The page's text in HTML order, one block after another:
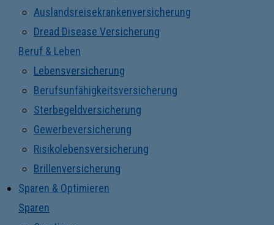
Auslandsreisekrankenversicherung
Dread Disease Versicherung
Beruf & Leben
Lebensversicherung
Berufsunfähigkeitsversicherung
Sterbegeldversicherung
Gewerbeversicherung
Risikolebensversicherung
Brillenversicherung
Sparen & Optimieren
Sparen